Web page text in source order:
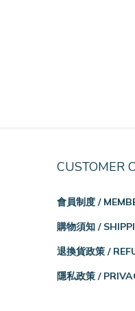
CUSTOMER
會員制度 /
購物須知 /
退換貨政策 /
隱私政策 /